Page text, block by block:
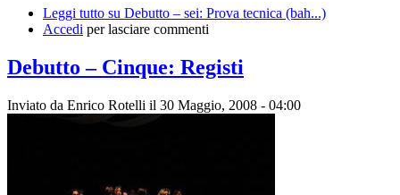
Leggi tutto su Debutto – sei: Prova tecnica (bah...)
Accedi per lasciare commenti
Debutto – Cinque: Registi
Inviato da Enrico Rotelli il 30 Maggio, 2008 - 04:00